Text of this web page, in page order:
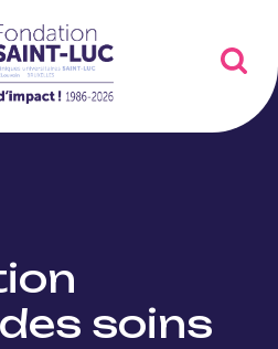
soins